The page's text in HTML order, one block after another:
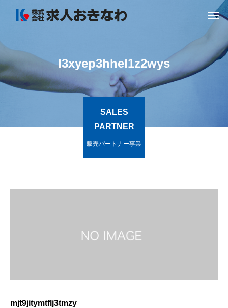
l3xyep3hhel1z2wys
SALES
PARTNER
販売パートナー事業
mjt9jitymtflj3tmzy